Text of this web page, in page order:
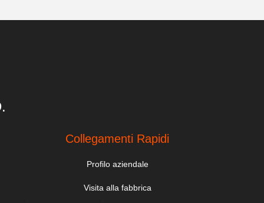
Collegamenti Rapidi
Profilo aziendale
Visita alla fabbrica